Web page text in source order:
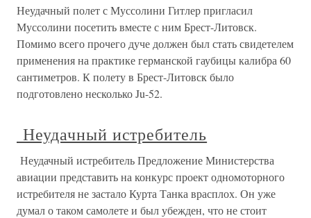
Неудачный полет с Муссолини Гитлер пригласил
Муссолини посетить вместе с ним Брест-Литовск.
Помимо всего прочего дуче должен был стать свидетелем
применения на практике германской гаубицы калибра 60
сантиметров. К полету в Брест-Литовск было
подготовлено несколько Ju-52.
Неудачный истребитель
Неудачный истребитель Предложение Министерства
авиации представить на конкурс проект одномоторного
истребителя не застало Курта Танка врасплох. Он уже
думал о таком самолете и был убежден, что не стоит